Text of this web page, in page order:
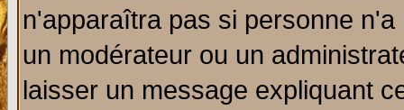
n'apparaîtra pas si personne
un modérateur ou un
laisser un message expliquant